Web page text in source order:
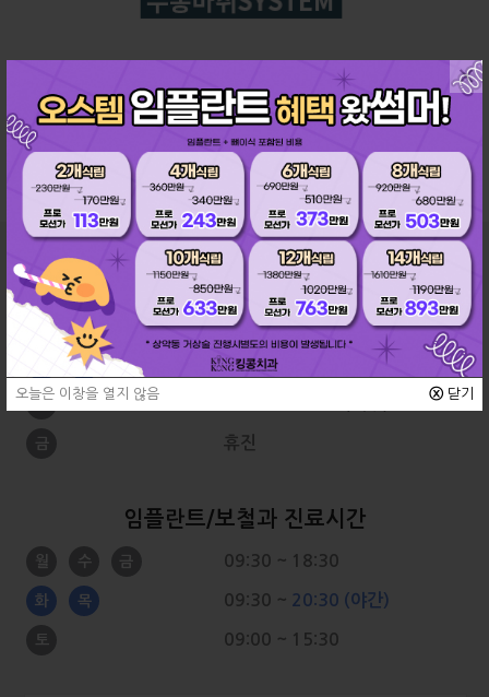
오늘은 이창을 열지 않음 ⓧ닫기
×
교정과진료시간
수 10:00 ~ 19:00
목 10:00 ~ 21:00 (야간)
토
금 휴진
임플란트/보철과진료시간
월 수 금 09:30 ~ 18:30
화 목 09:30 ~ 20:30 (야간)
토 09:00 ~ 15:30